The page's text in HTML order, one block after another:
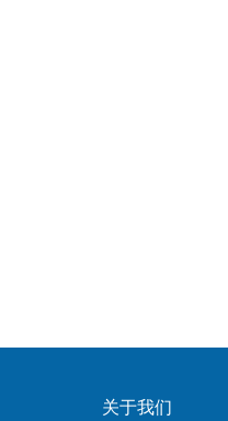
关于我们